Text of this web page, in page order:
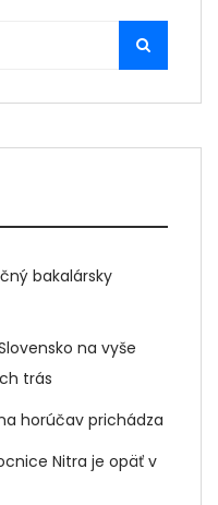
bakalársky
na vyše
trás
horúčav prichádza
Nitra je opäť v